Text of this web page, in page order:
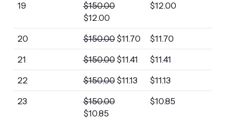
19 $150.00
$12.00
$12.00
20 $150.00 $11.70 $11.70
21 $150.00 $11.41 $11.41
22 $150.00 $11.13 $11.13
23 $150.00
$10.85
$10.85